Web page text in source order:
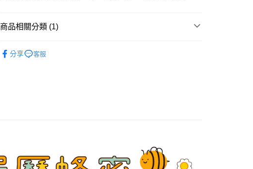
全家付款取貨
商品相關分類 (1)
分享
客服